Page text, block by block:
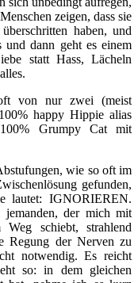
zeigen, dass sie
haben, und
dann geht es einem
statt Hass, Lächeln
von nur zwei (meist
happy Hippie alias
Grumpy Cat mit
wie so oft im
gefunden,
lautet: IGNORIEREN.
jemanden, der mich mit
Weg schiebt, strahlend
Regung der Nerven zu
notwendig. Es reicht
so: in dem gleichen